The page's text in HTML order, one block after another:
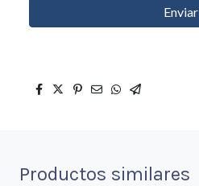
Enviar
Productos similares